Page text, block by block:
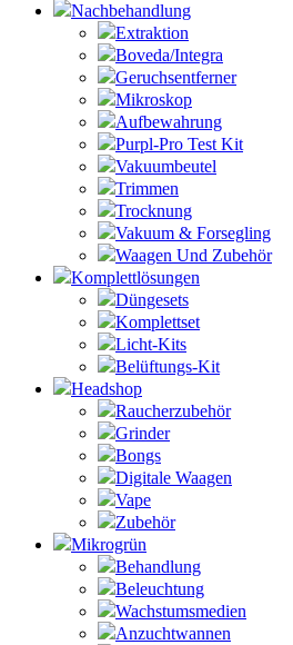
Nachbehandlung
Extraktion
Boveda/Integra
Geruchsentferner
Mikroskop
Aufbewahrung
Purpl-Pro Test Kit
Vakuumbeutel
Trimmen
Trocknung
Vakuum & Forsegling
Waagen Und Zubehör
Komplettlösungen
Düngesets
Komplettset
Licht-Kits
Belüftungs-Kit
Headshop
Raucherzubehör
Grinder
Bongs
Digitale Waagen
Vape
Zubehör
Mikrogrün
Behandlung
Beleuchtung
Wachstumsmedien
Anzuchtwannen